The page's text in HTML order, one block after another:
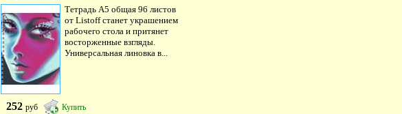
Тетрадь А5 общая 96 листов
от Listoff станет украшением
рабочего стола и притянет
восторженные взгляды.
Универсальная линовка в...
252руб Купить